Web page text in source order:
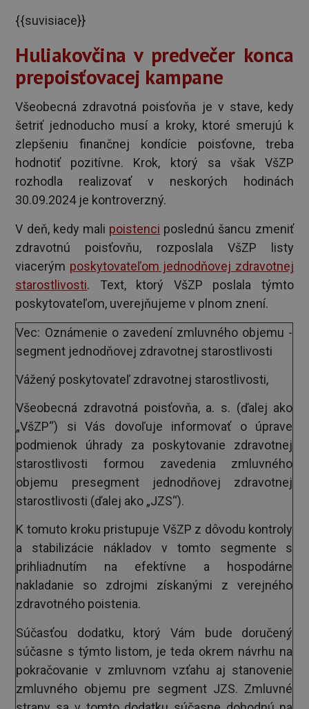
{{suvisiace}}
Huliakovčina v predvečer konca
prepoisťovacej kampane
Všeobecná zdravotná poisťovňa je v stave, kedy
šetriť jednoducho musí a kroky, ktoré smerujú k
zlepšeniu finančnej kondície poisťovne, treba
hodnotiť pozitívne. Krok, ktorý sa však VšZP
rozhodla realizovať v neskorých hodinách
30.09.2024 je kontroverzný.
V deň, kedy mali poistenci poslednú šancu zmeniť
zdravotnú poisťovňu, rozposlala VšZP listy
viacerým poskytovateľom jednodňovej zdravotnej
starostlivosti. Text, ktorý VšZP poslala týmto
poskytovateľom, uverejňujeme v plnom znení.
Vec: Oznámenie o zavedení zmluvného objemu -
segment jednodňovej zdravotnej starostlivosti
Vážený poskytovateľ zdravotnej starostlivosti,
Všeobecná zdravotná poisťovňa, a. s. (ďalej ako
„VšZP“) si Vás dovoľuje informovať o úprave
podmienok úhrady za poskytovanie zdravotnej
starostlivosti formou zavedenia zmluvného
objemu presegment jednodňovej zdravotnej
starostlivosti (ďalej ako „JZS“).
K tomuto kroku pristupuje VšZP z dôvodu kontroly
a stabilizácie nákladov v tomto segmente s
prihliadnutím na efektívne a hospodárne
nakladanie so zdrojmi získanými z verejného
zdravotného poistenia.
Súčasťou dodatku, ktorý Vám bude doručený
súčasne s týmto listom, je teda okrem návrhu na
pokračovanie v zmluvnom vzťahu aj stanovenie
zmluvného objemu pre segment JZS. Zmluvné